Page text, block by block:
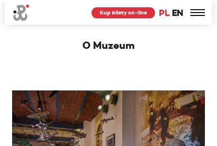
PL EN
Kup bilety on-line
O Muzeum